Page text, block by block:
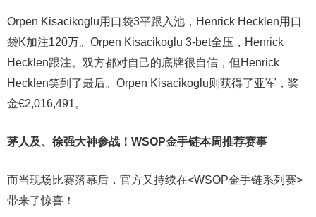
Orpen Kisacikoglu用口袋3平跟入池，Henrick Hecklen用口
袋K加注120万。Orpen Kisacikoglu 3-bet全压，Henrick
Hecklen跟注。双方都对自己的底牌很自信，但Henrick
Hecklen笑到了最后。Orpen Kisacikoglu则获得了亚军，奖
金€2,016,491。
茅人及、徐强大神参战！WSOP金手链本周推荐赛事
而当现场比赛落幕后，官方又持续在<WSOP金手链系列赛>
带来了惊喜！